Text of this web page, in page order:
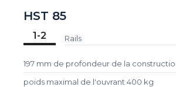
HST 85
1-2 Rails
197 mm de profondeur de la
poids maximal de l'ouvrant 400 kg